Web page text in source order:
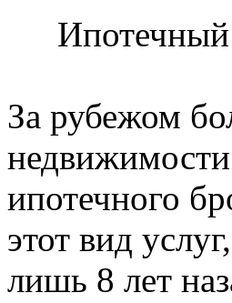
За рубежом
ипотечного
этот вид
лишь 8 лет